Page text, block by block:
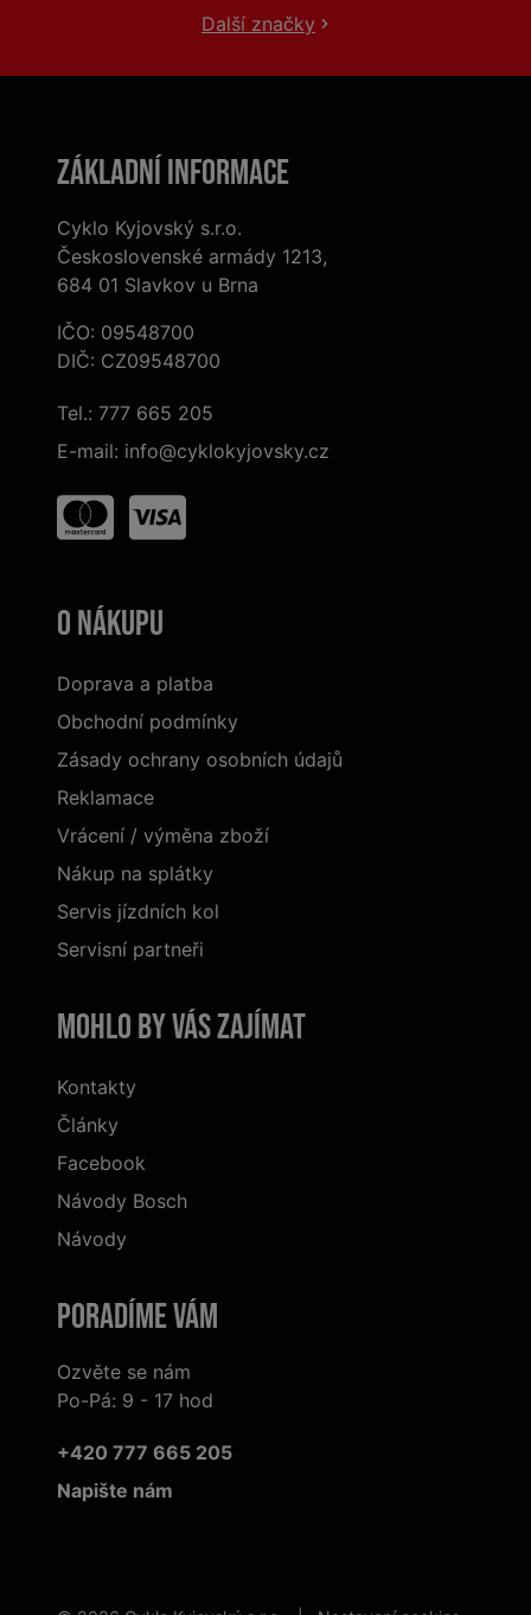
Další značky
Základní informace
Cyklo Kyjovský s.r.o.
Československé armády 1213,
684 01 Slavkov u Brna
IČO: 09548700
DIČ: CZ09548700
Tel.: 777 665 205
E-mail: info@cyklokyjovsky.cz
O nákupu
Doprava a platba
Obchodní podmínky
Zásady ochrany osobních údajů
Reklamace
Vrácení / výměna zboží
Nákup na splátky
Servis jízdních kol
Servisní partneři
Mohlo by vás zajímat
Kontakty
Články
Facebook
Návody Bosch
Návody
Poradíme Vám
Ozvěte se nám
Po-Pá: 9 - 17 hod
+420 777 665 205
Napište nám